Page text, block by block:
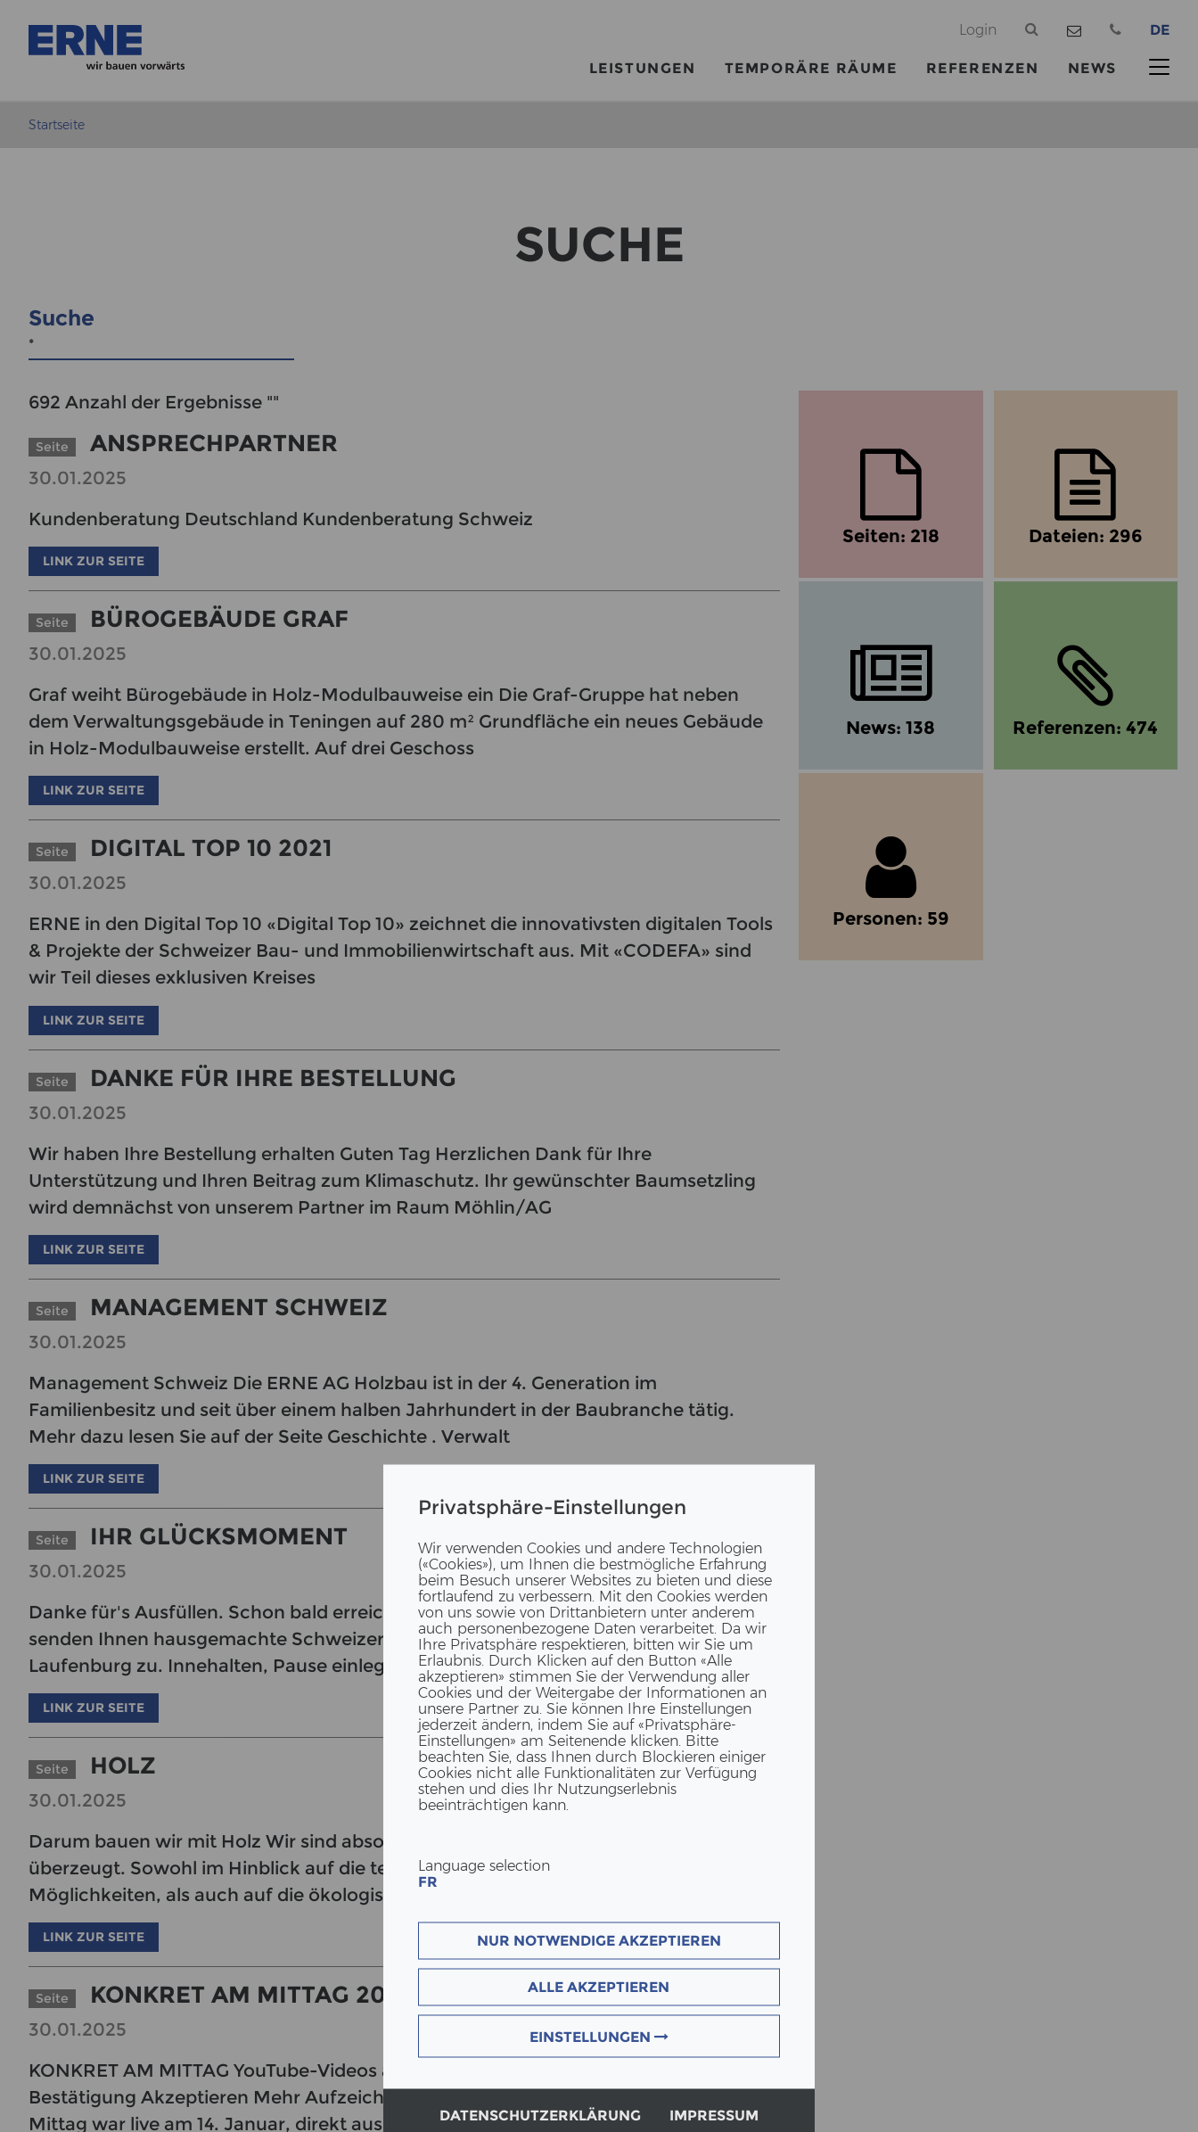
Privatsphäre-Einstellungen
Wir verwenden Cookies und andere Technologien
(«Cookies»), um Ihnen die bestmögliche Erfahrung
beim Besuch unserer Websites zu bieten und diese
fortlaufend zu verbessern. Mit den Cookies werden
von uns sowie von Drittanbietern unter anderem
auch personenbezogene Daten verarbeitet. Da wir
Ihre Privatsphäre respektieren, bitten wir Sie um
Erlaubnis. Durch Klicken auf den Button «Alle
akzeptieren» stimmen Sie der Verwendung aller
Cookies und der Weitergabe der Informationen an
unsere Partner zu. Sie können Ihre Einstellungen
jederzeit ändern, indem Sie auf «Privatsphäre-
Einstellungen» am Seitenende klicken. Bitte
beachten Sie, dass Ihnen durch Blockieren einiger
Cookies nicht alle Funktionalitäten zur Verfügung
stehen und dies Ihr Nutzungserlebnis
beeinträchtigen kann.
Language selection
FR
NUR NOTWENDIGE AKZEPTIEREN
ALLE AKZEPTIEREN
EINSTELLUNGEN
DATENSCHUTZERKLÄRUNG IMPRESSUM
DE
Login
LEISTUNGEN TEMPORÄRE RÄUME REFERENZEN NEWS
Startseite
SUCHE
Suche
692 Anzahl der Ergebnisse ""
Seite ANSPRECHPARTNER
30.01.2025
Kundenberatung Deutschland Kundenberatung Schweiz
LINK ZUR SEITE
Seite BÜROGEBÄUDE GRAF
30.01.2025
Graf weiht Bürogebäude in Holz-Modulbauweise ein Die Graf-Gruppe hat neben
dem Verwaltungsgebäude in Teningen auf 280 m² Grundfläche ein neues Gebäude
in Holz-Modulbauweise erstellt. Auf drei Geschoss
LINK ZUR SEITE
Seite DIGITAL TOP 10 2021
30.01.2025
ERNE in den Digital Top 10 «Digital Top 10» zeichnet die innovativsten digitalen Tools
& Projekte der Schweizer Bau- und Immobilienwirtschaft aus. Mit «CODEFA» sind
wir Teil dieses exklusiven Kreises
LINK ZUR SEITE
Seite DANKE FÜR IHRE BESTELLUNG
30.01.2025
Wir haben Ihre Bestellung erhalten Guten Tag Herzlichen Dank für Ihre
Unterstützung und Ihren Beitrag zum Klimaschutz. Ihr gewünschter Baumsetzling
wird demnächst von unserem Partner im Raum Möhlin/AG
LINK ZUR SEITE
Seite MANAGEMENT SCHWEIZ
30.01.2025
Management Schweiz Die ERNE AG Holzbau ist in der 4. Generation im
Familienbesitz und seit über einem halben Jahrhundert in der Baubranche tätig.
Mehr dazu lesen Sie auf der Seite Geschichte . Verwalt
LINK ZUR SEITE
Seite IHR GLÜCKSMOMENT
30.01.2025
Danke für's Ausfüllen. Schon bald erreicht Sie Ihr persönlicher Glücksmoment. Wir
senden Ihnen hausgemachte Schweizer Schokolade aus der Manufaktur in
Laufenburg zu. Innehalten, Pause einlegen, einen
LINK ZUR SEITE
Seite HOLZ
30.01.2025
Darum bauen wir mit Holz Wir sind absolut von unserem Bau- und Werkstoff Holz
überzeugt. Sowohl im Hinblick auf die technischen und architektonischen
Möglichkeiten, als auch auf die ökologischen Vorte
LINK ZUR SEITE
Seite KONKRET AM MITTAG 2021
30.01.2025
KONKRET AM MITTAG YouTube-Videos aktivieren Der Inhalt erfordert eine
Bestätigung Akzeptieren Mehr Aufzeichnung der Live Übertragung Konkret am
Mittag war live am 14. Januar, direkt aus der Baumuster-
Seiten: 218 Dateien: 296
News: 138 Referenzen: 474
Personen: 59